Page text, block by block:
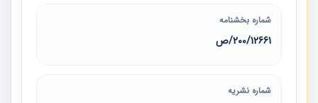
شماره بخشنامه
200/12661/ص
شماره نشریه